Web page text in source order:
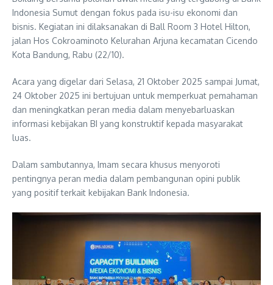
Indonesia Sumut dengan fokus pada isu-isu ekonomi dan
bisnis. Kegiatan ini dilaksanakan di Ball Room 3 Hotel Hilton,
jalan Hos Cokroaminoto Kelurahan Arjuna kecamatan Cicendo
Kota Bandung, Rabu (22/10).
Acara yang digelar dari Selasa, 21 Oktober 2025 sampai Jumat,
24 Oktober 2025 ini bertujuan untuk memperkuat pemahaman
dan meningkatkan peran media dalam menyebarluaskan
informasi kebijakan BI yang konstruktif kepada masyarakat
luas.
Dalam sambutannya, Imam secara khusus menyoroti
pentingnya peran media dalam pembangunan opini publik
yang positif terkait kebijakan Bank Indonesia.